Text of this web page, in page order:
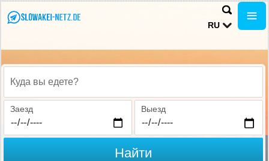
RU
Куда вы едете?
Заезд Выезд
Найти